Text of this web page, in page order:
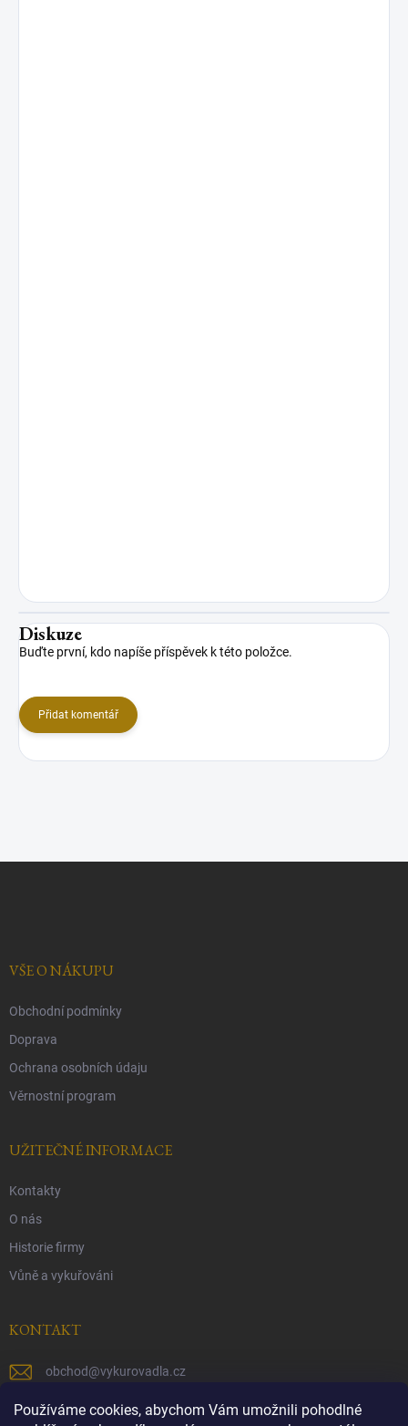
Používáme cookies, abychom Vám umožnili pohodlné
Diskuze
Buďte první, kdo napíše příspěvek k této položce.
Přidat komentář
VŠE O NÁKUPU
Obchodní podmínky
Doprava
Ochrana osobních údaju
Věrnostní program
UŽITEČNÉ INFORMACE
Kontakty
O nás
Historie firmy
Vůně a vykuřováni
KONTAKT
obchod@vykurovadla.cz
+420 603 149 699